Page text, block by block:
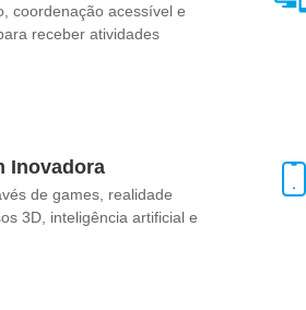
seus colaboradores.
coordenação acessível e
receber atividades
Inovadora
de games, realidade
3D, inteligência artificial e